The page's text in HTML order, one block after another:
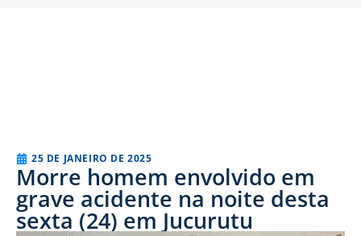
25 DE JANEIRO DE 2025
Morre homem envolvido em
grave acidente na noite desta
sexta (24) em Jucurutu